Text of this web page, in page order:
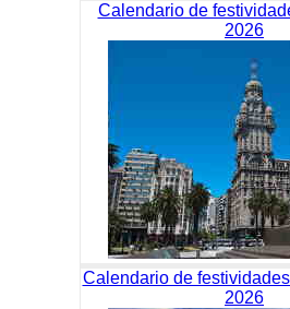
Calendario de
2026
Calendario de
2026